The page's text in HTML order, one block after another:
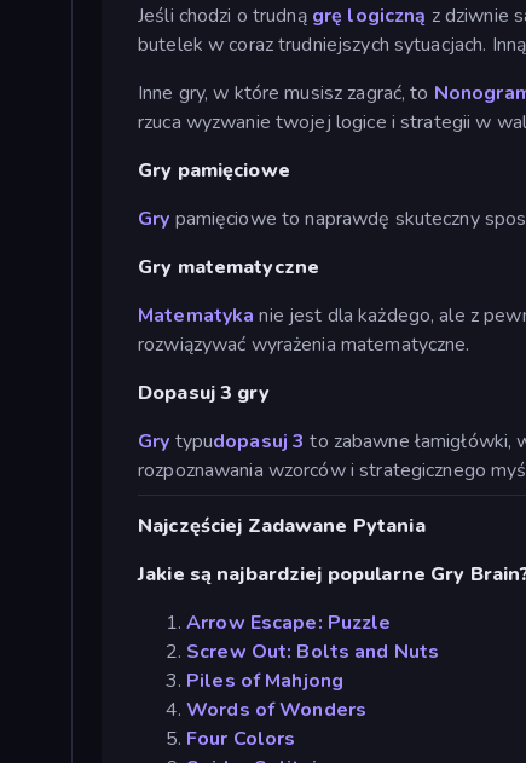
Jeśli chodzi o trudną grę logiczną z dziwnie
butelek w coraz trudniejszych sytuacjach.
Inne gry, w które musisz zagrać, to
rzuca wyzwanie twojej logice i strategii w
Gry pamięciowe
Gry pamięciowe to naprawdę skuteczny
Gry matematyczne
Matematyka nie jest dla każdego, ale z
rozwiązywać wyrażenia matematyczne.
Dopasuj 3 gry
Gry typudopasuj 3 to zabawne
rozpoznawania wzorców i strategicznego
Najczęściej Zadawane Pytania
Jakie są najbardziej popularne Gry
Arrow Escape: Puzzle
Screw Out: Bolts and Nuts
Piles of Mahjong
Words of Wonders
Four Colors